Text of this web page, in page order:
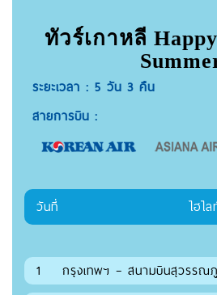
ทัวร์เกาหลี
ระยะเวลา : 5 วัน 3 คืน
สายการบิน :
วันที่ ไฮไ
1
กรุงเทพฯ – สนามบินสุวรรณ